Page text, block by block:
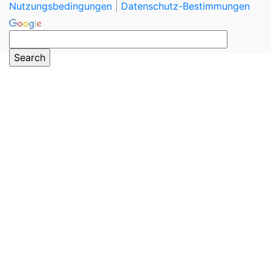
Nutzungsbedingungen
Datenschutz-Bestimmungen